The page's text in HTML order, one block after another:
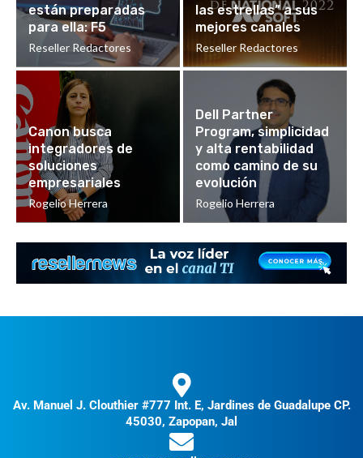
están preparadas
para ella: F5
Reseller Redactores
las estrellas” a sus
mejores canales
Reseller Redactores
Canon busca
integradores de
soluciones
empresariales
Rogelio Herrera
Dell Partner
Program, simplicidad
y alta rentabilidad
como camino de su
evolución
Rogelio Herrera
Av. Manuel J. Clouthier #777 Int. E, Jardines de Guadalupe CP.
45030, Zapopan, Jal